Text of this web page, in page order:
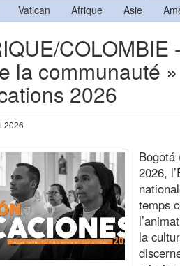
Vatican Afrique Asie
la communauté
2026
2026
Bogotá
2026,
temps
la